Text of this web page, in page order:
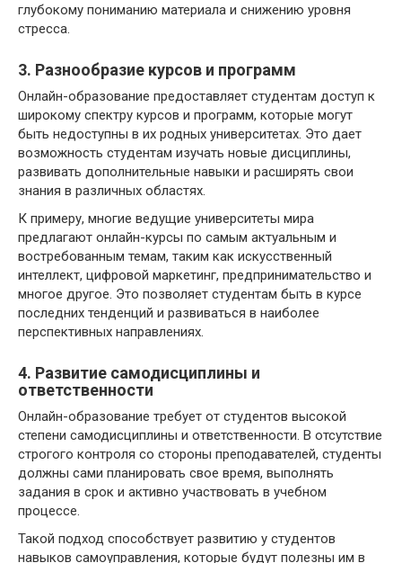
глубокому пониманию материала и снижению уровня
стресса.
3. Разнообразие курсов и программ
Онлайн-образование предоставляет студентам доступ к
широкому спектру курсов и программ, которые могут
быть недоступны в их родных университетах. Это дает
возможность студентам изучать новые дисциплины,
развивать дополнительные навыки и расширять свои
знания в различных областях.
К примеру, многие ведущие университеты мира
предлагают онлайн-курсы по самым актуальным и
востребованным темам, таким как искусственный
интеллект, цифровой маркетинг, предпринимательство и
многое другое. Это позволяет студентам быть в курсе
последних тенденций и развиваться в наиболее
перспективных направлениях.
4. Развитие самодисциплины и
ответственности
Онлайн-образование требует от студентов высокой
степени самодисциплины и ответственности. В отсутствие
строгого контроля со стороны преподавателей, студенты
должны сами планировать свое время, выполнять
задания в срок и активно участвовать в учебном
процессе.
Такой подход способствует развитию у студентов
навыков самоуправления, которые будут полезны им в